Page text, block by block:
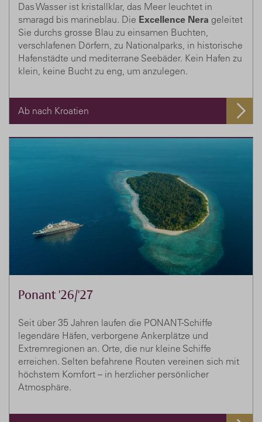
Das Wasser ist kristallklar, das Meer leuchtet in
smaragd bis marineblau. Die Excellence Nera geleitet
Sie durchs grosse Blau zu einsamen Buchten,
verschlafenen Dörfern, zu Nationalparks, in historische
Hafenstädte und mediterrane Seebäder. Kein Hafen zu
klein, keine Bucht zu eng, um anzulegen.
Ab nach Kroatien
Ponant '26/'27
Seit über 35 Jahren laufen die PONANT-Schiffe
legendäre Häfen, verborgene Ankerplätze und
Extremregionen an. Orte, die nur kleine Schiffe
erreichen. Selten befahrene Routen vereinen sich mit
höchstem Komfort – in herzlicher persönlicher
Atmosphäre.